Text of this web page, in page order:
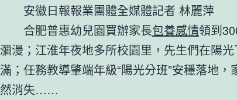
安徽日報報業團體全媒體記者 林麗萍
合肥普惠幼兒園買辦家長包養感情領到
瀰漫；江淮年夜地多所校園里，先生們在陽
滿；任務教導肇端年級“陽光分班”安穩落地
然消失……